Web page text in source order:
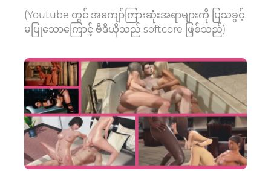
(Youtube တွင် အကျော်ကြားဆုံးအရာများကို ပြသခွင့်
မပြုသောကြောင့် ဗီဒီယိုသည် softcore ဖြစ်သည်)